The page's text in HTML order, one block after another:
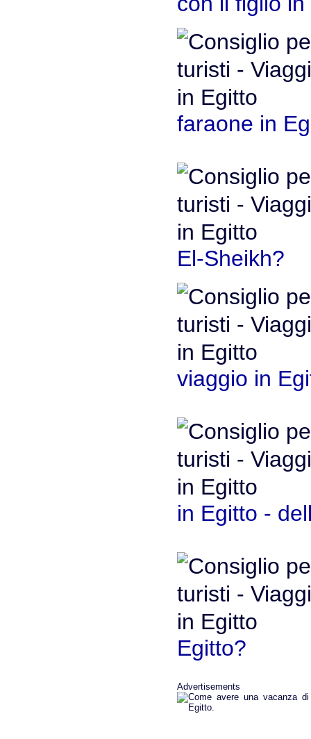
faraone in
El-Sheikh?
viaggio in
in Egitto -
Egitto?
Advertisements